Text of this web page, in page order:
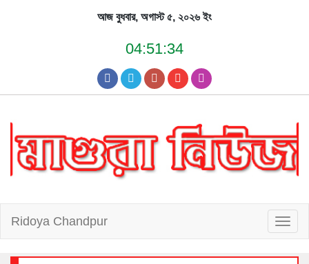
আজ বুধবার, অগাস্ট ৫, ২০২৬ ইং
04:51:35
T
o
g
l
a
Ridoya Chandpur